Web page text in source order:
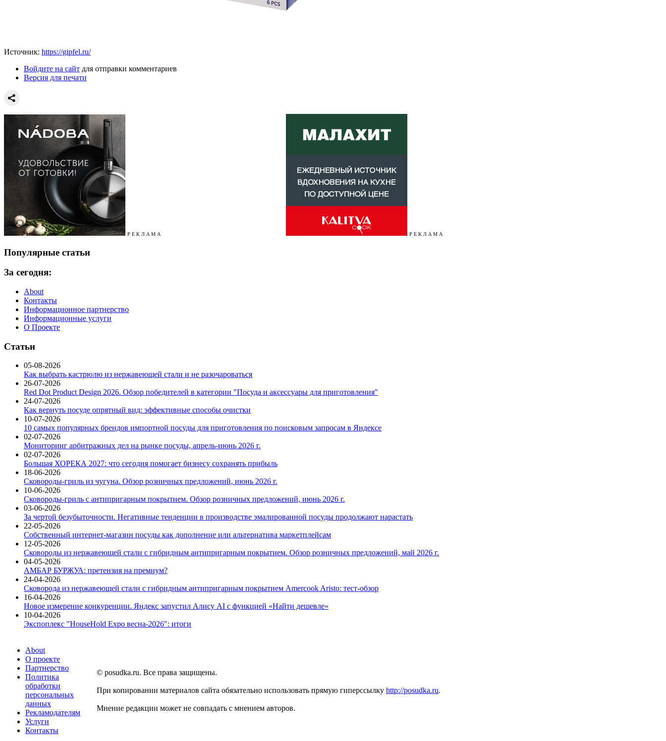
Источник: https://gipfel.ru/
Войдите на сайт для отправки комментариев
Версия для печати
Р Е К Л А М А Р Е К Л А М А
Популярные статьи
За сегодня:
About
Контакты
Информационное партнерство
Информационные услуги
О Проекте
Статьи
05-08-2026
Как выбрать кастрюлю из нержавеющей стали и не разочароваться
26-07-2026
Red Dot Product Design 2026. Обзор победителей в категории "Посуда и аксессуары для приготовления"
24-07-2026
Как вернуть посуде опрятный вид: эффективные способы очистки
10-07-2026
10 самых популярных брендов импортной посуды для приготовления по поисковым запросам в Яндексе
02-07-2026
Мониторинг арбитражных дел на рынке посуды, апрель-июнь 2026 г.
02-07-2026
Большая ХОРЕКА 2027: что сегодня помогает бизнесу сохранять прибыль
18-06-2026
Сковороды-гриль из чугуна. Обзор розничных предложений, июнь 2026 г.
10-06-2026
Сковороды-гриль с антипригарным покрытием. Обзор розничных предложений, июнь 2026 г.
03-06-2026
За чертой безубыточности. Негативные тенденции в производстве эмалированной посуды продолжают нарастать
22-05-2026
Собственный интернет-магазин посуды как дополнение или альтернатива маркетплейсам
12-05-2026
Сковороды из нержавеющей стали с гибридным антипригарным покрытием. Обзор розничных предложений, май 2026 г.
04-05-2026
АМБАР БУРЖУА: претензия на премиум?
24-04-2026
Сковорода из нержавеющей стали с гибридным антипригарным покрытием Amercook Aristo: тест-обзор
16-04-2026
Новое измерение конкуренции. Яндекс запустил Алису AI с функцией «Найти дешевле»
10-04-2026
Экспоплекс "HouseHold Expo весна-2026": итоги
About
О проекте
Партнерство
Политика
обработки
персональных
данных
Рекламодателям
Услуги
Контакты
© posudka.ru. Все права защищены.
При копировании материалов сайта обязательно использовать прямую гиперссылку http://posudka.ru.
Мнение редакции может не совпадать с мнением авторов.